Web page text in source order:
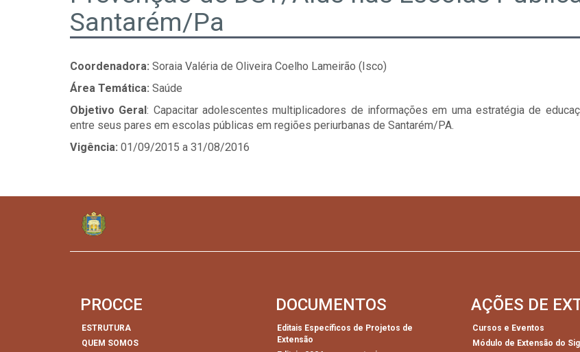
Santarém/Pa
Coordenadora: Soraia Valéria de Oliveira Coelho Lameirão (Isco)
Área Temática: Saúde
Objetivo Geral: Capacitar adolescentes multiplicadores de informações em uma estratégia de
entre seus pares em escolas públicas em regiões periurbanas de Santarém/PA.
Vigência: 01/09/2015 a 31/08/2016
PROCCE
ESTRUTURA
QUEM SOMOS
DOCUMENTOS
Editais Específicos de Projetos de
Extensão
AÇÕES DE
Cursos e Eventos
Módulo de Extensão do